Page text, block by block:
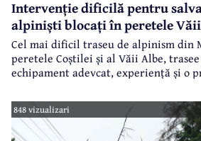
Intervenție dificilă pentru
alpiniști blocați în peretele
Cel mai dificil traseu de alpinism din
peretele Coștilei și al Văii Albe,
echipament adevcat, experiență și o
848 vizualizari